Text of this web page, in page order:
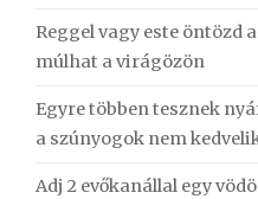
Reggel vagy este öntözd
múlhat a virágözön
Egyre többen tesznek
a szúnyogok nem
Adj 2 evőkanállal egy